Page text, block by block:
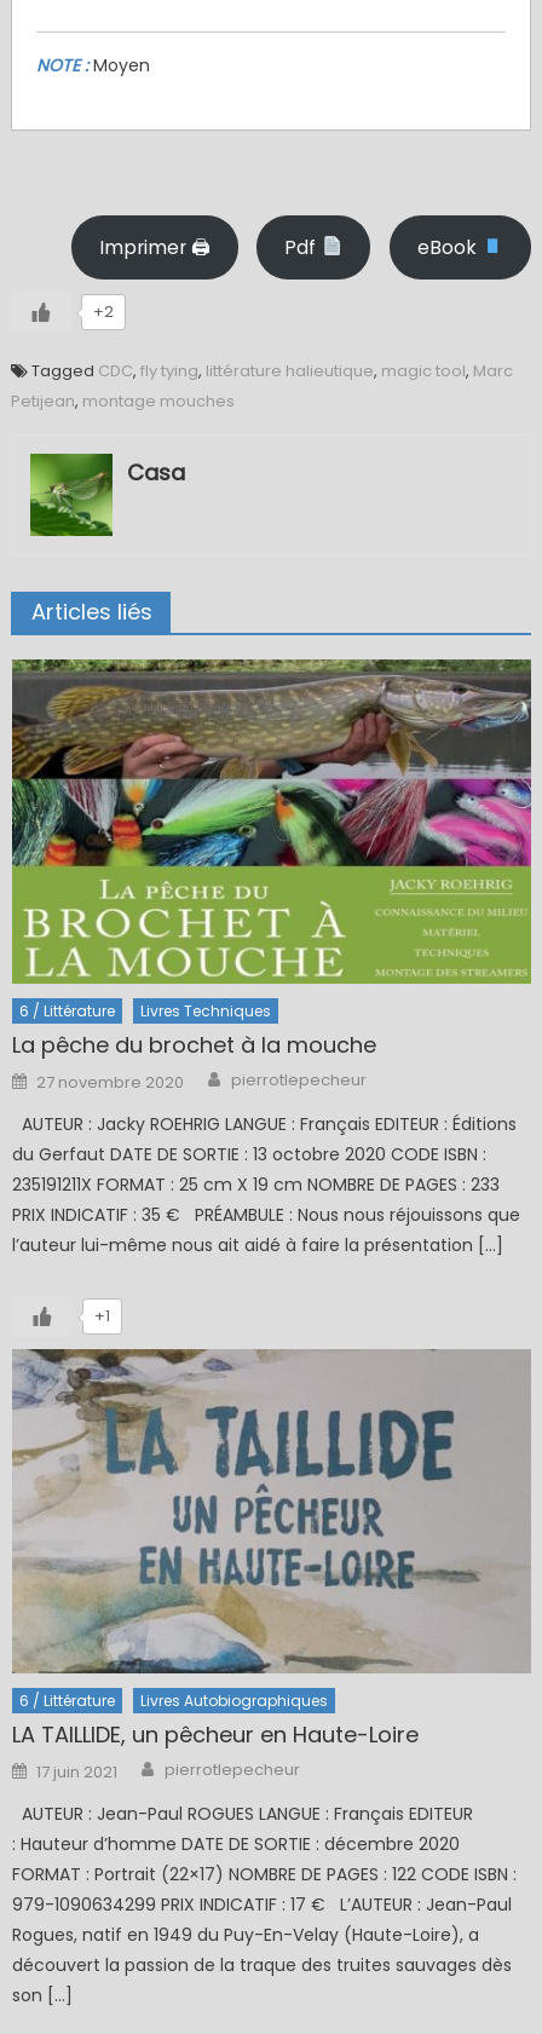
NOTE :Moyen
Imprimer 🖨 Pdf eBook
+2
Tagged CDC, fly tying, littérature halieutique, magic tool, Marc
Petijean, montage mouches
Casa
Articles liés
6 / Littérature Livres Techniques
La pêche du brochet à la mouche
Posted
on
27 novembre 2020 Author
pierrotlepecheur
AUTEUR : Jacky ROEHRIG LANGUE : Français EDITEUR : Éditions
du Gerfaut DATE DE SORTIE : 13 octobre 2020 CODE ISBN :
235191211X FORMAT : 25 cm X 19 cm NOMBRE DE PAGES : 233
PRIX INDICATIF : 35 € PRÉAMBULE : Nous nous réjouissons que
l’auteur lui-même nous ait aidé à faire la présentation […]
+1
6 / Littérature Livres Autobiographiques
LA TAILLIDE, un pêcheur en Haute-Loire
Posted
on
17 juin 2021 Author
pierrotlepecheur
AUTEUR : Jean-Paul ROGUES LANGUE : Français EDITEUR
: Hauteur d’homme DATE DE SORTIE : décembre 2020
FORMAT : Portrait (22×17) NOMBRE DE PAGES : 122 CODE ISBN :
979-1090634299 PRIX INDICATIF : 17 € L’AUTEUR : Jean-Paul
Rogues, natif en 1949 du Puy-En-Velay (Haute-Loire), a
découvert la passion de la traque des truites sauvages dès
son […]